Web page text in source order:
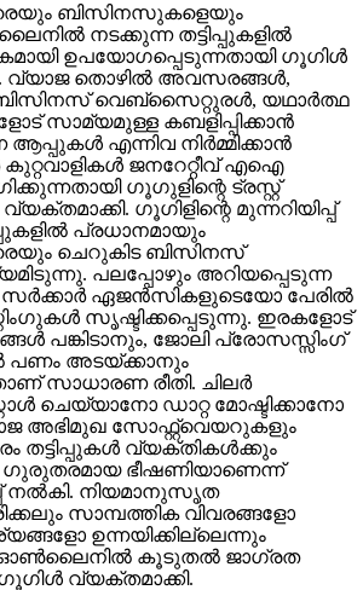
ബിസിനസുകളെയും
നടക്കുന്ന തട്ടിപ്പുകളില്‍
ഉപയോഗപ്പെടുന്നതായി ഗൂഗിള്‍
വ്യാജ തൊഴില്‍ അവസരങ്ങള്‍,
വെബ്‌സൈറ്റുരള്‍, യഥാര്‍ത്ഥ
സാമ്യമുള്ള കബളിപ്പിക്കാന്‍
ആപ്പുകള്‍ എന്നിവ നിര്‍മ്മിക്കാന്‍
ജനറേറ്റീവ് എഐ
ഗൂഗുളിന്റെ ട്രസ്റ്റ്
ഗൂഗിളിന്റെ മുന്നറിയിപ്പ്
പ്രധാനമായും
ചെറുകിട ബിസിനസ്
പലപ്പോഴും അറിയപ്പെടുന്ന
ഏജന്‍സികളുടെയോ പേരില്‍
സൃഷ്ടിക്കപ്പെടുന്നു. ഇരകളോട്
പങ്കിടാനും, ജോലി പ്രോസസ്സിംഗ്
പണം അടയ്ക്കാനും
സാധാരണ രീതി. ചിലര്‍
ചെയ്യാനോ ഡാറ്റ മോഷ്ടിക്കാനോ
അഭിമുഖ സോഫ്റ്റ്‌വെയറുകളും
തട്ടിപ്പുകള്‍ വ്യക്തികള്‍ക്കും
ഭീഷണിയാണെന്ന്
നല്‍കി. നിയമാനുസൃത
സാമ്പത്തിക വിവരങ്ങളോ
ഉന്നയിക്കില്ലെന്നും
ഓണ്‍ലൈനില്‍ കൂടുതല്‍ ജാഗ്രത
വ്യക്തമാക്കി.